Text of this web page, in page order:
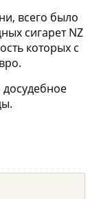
всего было
сигарет NZ
которых с